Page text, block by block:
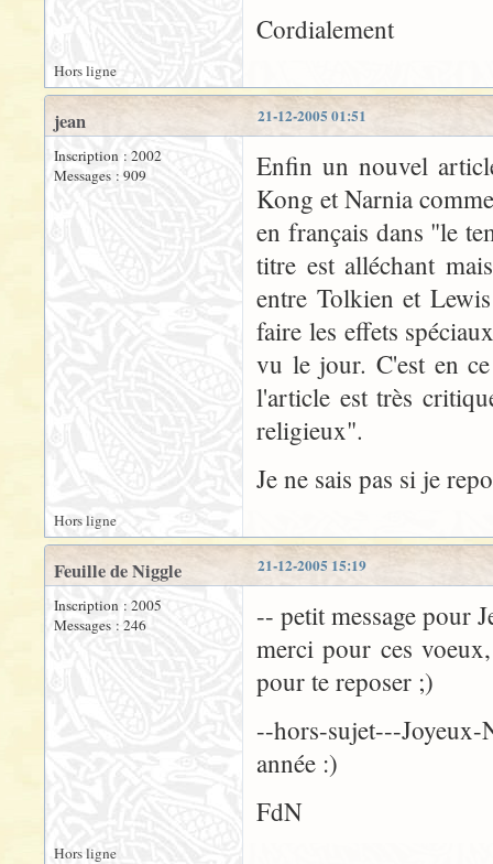
Cordialement
Hors ligne
21-12-2005 01:51
jean
Inscription : 2002
Messages : 909
Enfin un nouvel
Kong et Narnia
en français dans "le
titre est alléchant
entre Tolkien et
faire les effets
vu le jour. C'est en
l'article est très
religieux".
Je ne sais pas si je
Hors ligne
21-12-2005 15:19
Feuille de Niggle
Inscription : 2005
Messages : 246
-- petit message pour
merci pour ces
pour te reposer ;)
--hors-sujet---Joyeux-
année :)
FdN
Hors ligne